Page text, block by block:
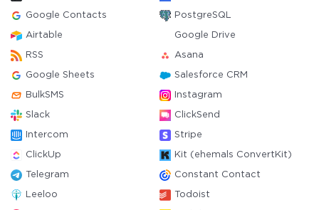
Google Contacts PostgreSQL
Airtable Google Drive
RSS Asana
Google Sheets Salesforce CRM
BulkSMS Instagram
Slack ClickSend
Intercom Stripe
ClickUp Kit (ehemals ConvertKit)
Telegram Constant Contact
Leeloo Todoist